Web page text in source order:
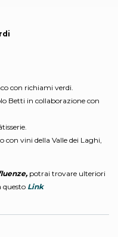
con richiami verdi.
Betti in collaborazione con
vini della Valle dei Laghi,
potrai trovare ulteriori
Link